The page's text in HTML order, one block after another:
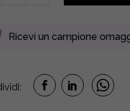
Ricevi un campione